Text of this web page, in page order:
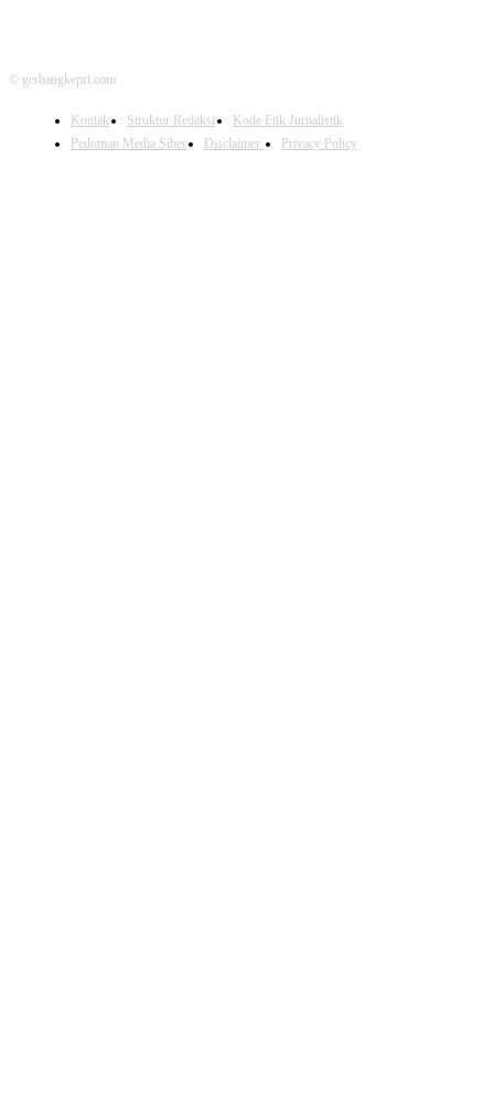
© gerbangkepri.com
Kontak Struktur Redaksi
Kode Etik Jurnalistik
Pedoman Media Siber
Disclaimer Privacy Policy